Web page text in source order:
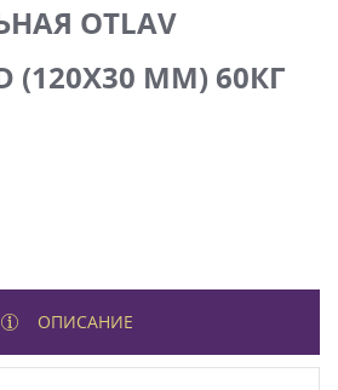
OTLAV
(120X30 ММ) 60КГ
ОПИСАНИЕ